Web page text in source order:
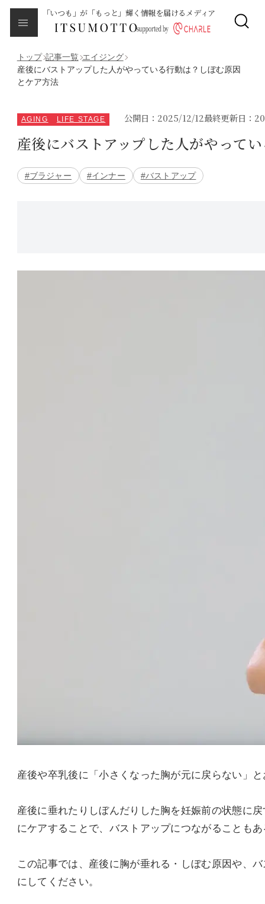
「いつも」が「もっと」輝く情報を届けるメディア
サイクルバランス
トップ 記事一覧 エイジング
産後にバストアップした人がやっている行動は？しぼむ原因
とケア方法
AGING LIFE STAGE 公開日：2025/12/12最終更新日：
産後にバストアップした人がやって
#ブラジャー #インナー #バストアップ
産後や卒乳後に「小さくなった胸が元に戻らない」
産後に垂れたりしぼんだりした胸を妊娠前の状態に
にケアすることで、バストアップにつながることも
この記事では、産後に胸が垂れる・しぼむ原因や、
にしてください。